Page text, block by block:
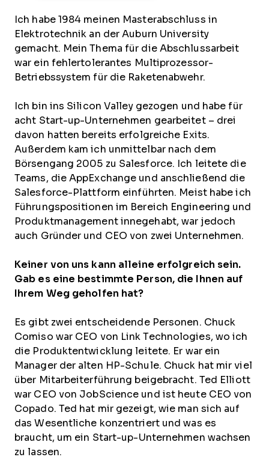
Ich habe 1984 meinen Masterabschluss in
Elektrotechnik an der Auburn University
gemacht. Mein Thema für die Abschlussarbeit
war ein fehlertolerantes Multiprozessor-
Betriebssystem für die Raketenabwehr.
Ich bin ins Silicon Valley gezogen und habe für
acht Start-up-Unternehmen gearbeitet – drei
davon hatten bereits erfolgreiche Exits.
Außerdem kam ich unmittelbar nach dem
Börsengang 2005 zu Salesforce. Ich leitete die
Teams, die AppExchange und anschließend die
Salesforce-Plattform einführten. Meist habe ich
Führungspositionen im Bereich Engineering und
Produktmanagement innegehabt, war jedoch
auch Gründer und CEO von zwei Unternehmen.
Keiner von uns kann alleine erfolgreich sein.
Gab es eine bestimmte Person, die Ihnen auf
Ihrem Weg geholfen hat?
Es gibt zwei entscheidende Personen. Chuck
Comiso war CEO von Link Technologies, wo ich
die Produktentwicklung leitete. Er war ein
Manager der alten HP-Schule. Chuck hat mir viel
über Mitarbeiterführung beigebracht. Ted Elliott
war CEO von JobScience und ist heute CEO von
Copado. Ted hat mir gezeigt, wie man sich auf
das Wesentliche konzentriert und was es
braucht, um ein Start-up-Unternehmen wachsen
zu lassen.